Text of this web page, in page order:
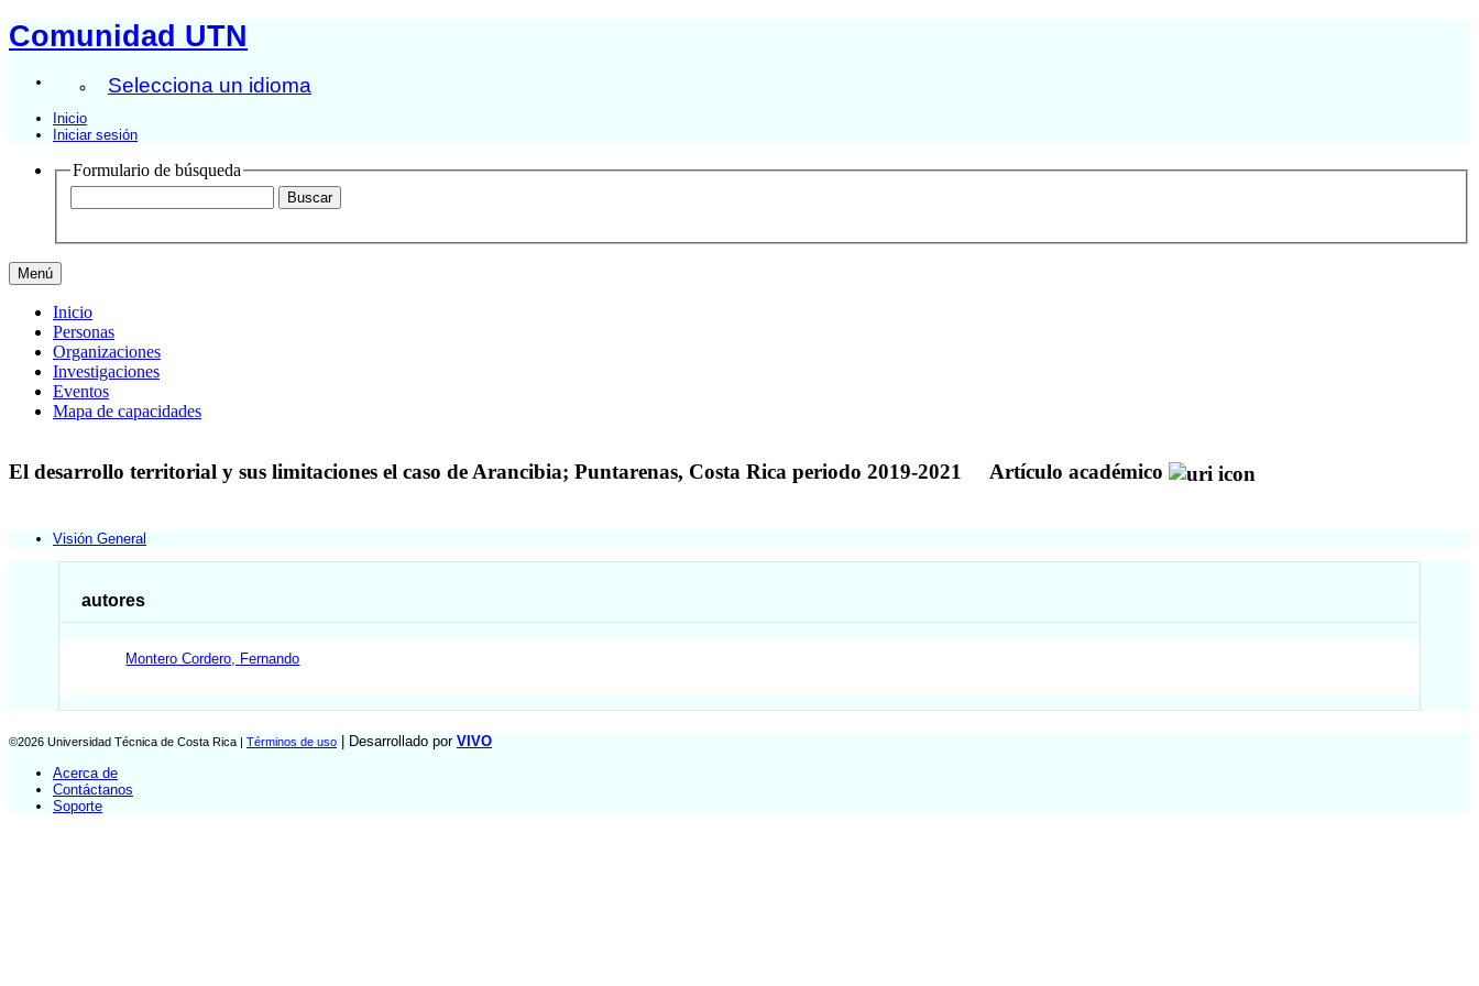
Comunidad UTN
Selecciona un idioma
Inicio
Iniciar sesión
Formulario de búsqueda
Menú
Inicio
Personas
Organizaciones
Investigaciones
Eventos
Mapa de capacidades
El desarrollo territorial y sus limitaciones el caso de Arancibia; Puntarenas, Costa Rica periodo 2019-2021 Artículo académico
Visión General
autores
Montero Cordero, Fernando
©2026 Universidad Técnica de Costa Rica | Términos de uso | Desarrollado por VIVO
Acerca de
Contáctanos
Soporte